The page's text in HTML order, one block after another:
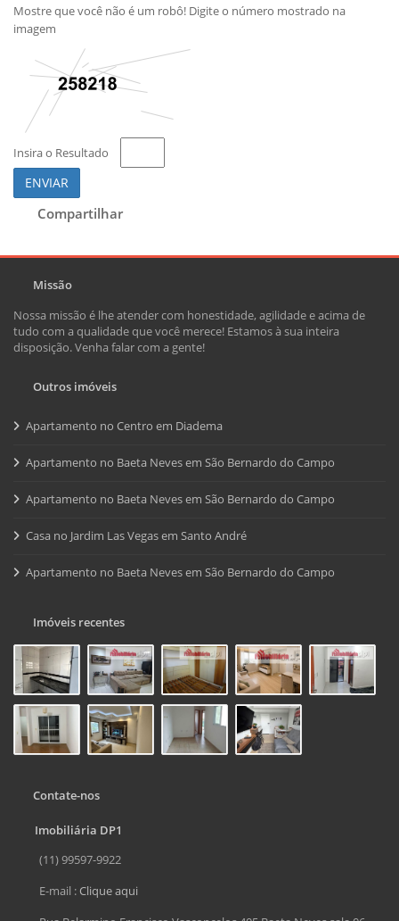
Mostre que você não é um robô! Digite o número mostrado na
imagem
Insira o Resultado
ENVIAR
Compartilhar
Missão
Nossa missão é lhe atender com honestidade, agilidade e acima de
tudo com a qualidade que você merece! Estamos à sua inteira
disposição. Venha falar com a gente!
Outros imóveis
Apartamento no Centro em Diadema
Apartamento no Baeta Neves em São Bernardo do Campo
Apartamento no Baeta Neves em São Bernardo do Campo
Casa no Jardim Las Vegas em Santo André
Apartamento no Baeta Neves em São Bernardo do Campo
Imóveis recentes
Contate-nos
Imobiliária DP1
(11) 99597-9922
E-mail :Clique aqui